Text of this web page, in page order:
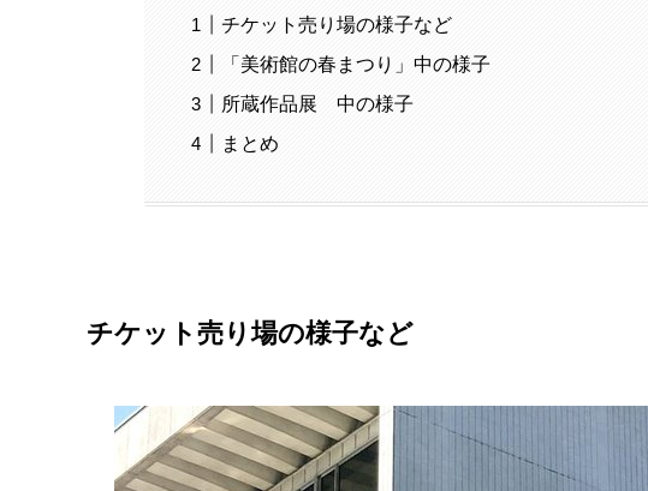
チケット売り場の様子など
「美術館の春まつり」中の様子
所蔵作品展 中の様子
まとめ
チケット売り場の様子など